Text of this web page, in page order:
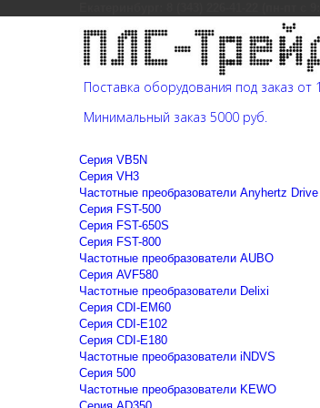
Поставка оборудования под заказ от
Минимальный заказ 5000 руб.
Cерия VB5N
Cерия VH3
Частотные преобразователи Anyhertz Drive
Серия FST-500
Серия FST-650S
Серия FST-800
Частотные преобразователи AUBO
Серия AVF580
Частотные преобразователи Delixi
Серия CDI-EM60
Серия CDI-E102
Серия CDI-E180
Частотные преобразователи iNDVS
Серия 500
Частотные преобразователи KEWO